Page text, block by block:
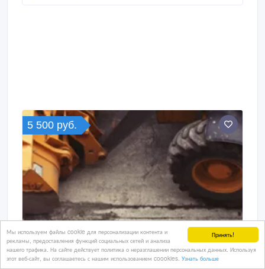
Принять!
Мы используем файлы cookie для персонализации контента и
рекламы, предоставления функций социальных сетей и анализа
нашего трафика. На сайте действует политика о неразглашении персональных данных. Используя
этот веб-сайт, вы соглашаетесь с нашим использованием coookies. Узнать больше
5 500 руб.